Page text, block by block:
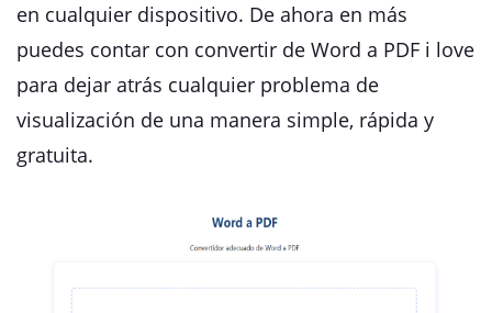
en cualquier dispositivo. De ahora en más
puedes contar con convertir de Word a PDF i love
para dejar atrás cualquier problema de
visualización de una manera simple, rápida y
gratuita.